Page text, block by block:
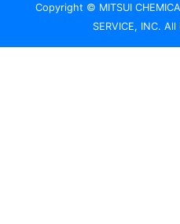
Copyright © MITSUI
SERVICE, INC.